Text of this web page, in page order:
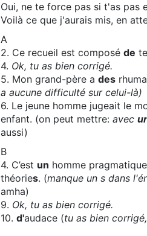
Oui, ne te force pas si t'as pas
Voilà ce que j'aurais mis, en
A
2. Ce recueil est composé de
4. Ok, tu as bien corrigé.
5. Mon grand-père a des
a aucune difficulté sur celui-là)
6. Le jeune homme jugeait le
enfant. (on peut mettre: avec
aussi)
B
4. C’est un homme
théories. (manque un s dans
amha)
9. Ok, tu as bien corrigé.
10. d'audace (tu as bien